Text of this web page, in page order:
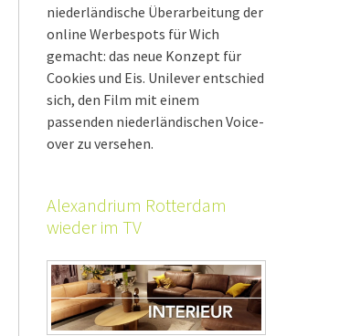
niederländische Überarbeitung der
online Werbespots für Wich
gemacht: das neue Konzept für
Cookies und Eis. Unilever entschied
sich, den Film mit einem
passenden niederländischen Voice-
over zu versehen.
Alexandrium Rotterdam
wieder im TV